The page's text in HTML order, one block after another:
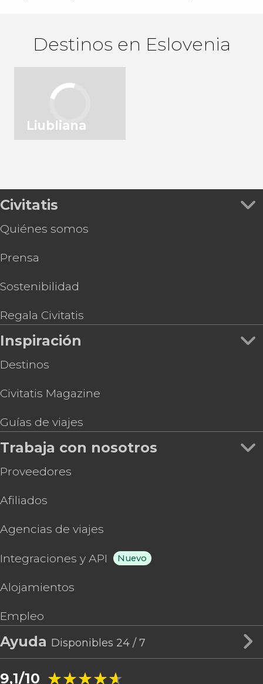
Destinos en Eslovenia
Liubliana
Civitatis
Quiénes somos
Prensa
Sostenibilidad
Regala Civitatis
Inspiración
Destinos
Civitatis Magazine
Guías de viajes
Trabaja con nosotros
Proveedores
Afiliados
Agencias de viajes
Integraciones y API Nuevo
Alojamientos
Empleo
Ayuda Disponibles 24 / 7
9,1/10 ★★★★★
★★★★★